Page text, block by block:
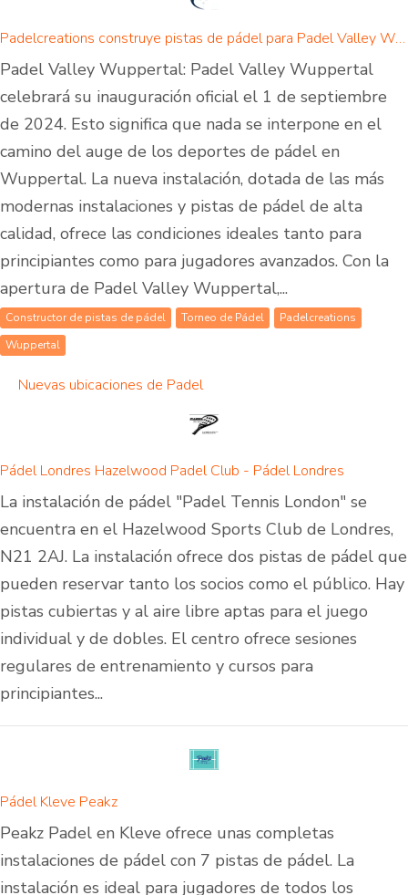
Padelcreations construye pistas de pádel para Padel Valley Wuppertal - inauguración el 01 de septiembre de 2024
Padel Valley Wuppertal: Padel Valley Wuppertal
celebrará su inauguración oficial el 1 de septiembre
de 2024. Esto significa que nada se interpone en el
camino del auge de los deportes de pádel en
Wuppertal. La nueva instalación, dotada de las más
modernas instalaciones y pistas de pádel de alta
calidad, ofrece las condiciones ideales tanto para
principiantes como para jugadores avanzados. Con la
apertura de Padel Valley Wuppertal,...
Constructor de pistas de pádel Torneo de Pádel
Padelcreations
Wuppertal
Nuevas ubicaciones de Padel
Pádel Londres Hazelwood Padel Club - Pádel Londres
La instalación de pádel "Padel Tennis London" se
encuentra en el Hazelwood Sports Club de Londres,
N21 2AJ. La instalación ofrece dos pistas de pádel que
pueden reservar tanto los socios como el público. Hay
pistas cubiertas y al aire libre aptas para el juego
individual y de dobles. El centro ofrece sesiones
regulares de entrenamiento y cursos para
principiantes...
Pádel Kleve Peakz
Peakz Padel en Kleve ofrece unas completas
instalaciones de pádel con 7 pistas de pádel. La
instalación es ideal para jugadores de todos los